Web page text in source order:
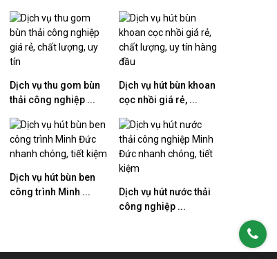
Dịch vụ thu gom bùn
thải công nghiệp ...
Dịch vụ hút bùn khoan
cọc nhồi giá rẻ, ...
Dịch vụ hút bùn ben
công trình Minh ...
Dịch vụ hút nước thải
công nghiệp ...